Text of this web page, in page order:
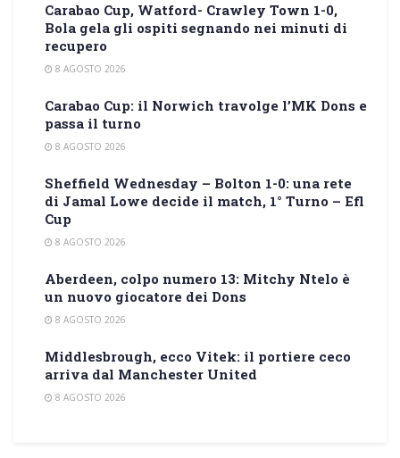
Carabao Cup, Watford- Crawley Town 1-0,
Bola gela gli ospiti segnando nei minuti di
recupero
8 AGOSTO 2026
Carabao Cup: il Norwich travolge l’MK Dons e
passa il turno
8 AGOSTO 2026
Sheffield Wednesday – Bolton 1-0: una rete
di Jamal Lowe decide il match, 1° Turno – Efl
Cup
8 AGOSTO 2026
Aberdeen, colpo numero 13: Mitchy Ntelo è
un nuovo giocatore dei Dons
8 AGOSTO 2026
Middlesbrough, ecco Vitek: il portiere ceco
arriva dal Manchester United
8 AGOSTO 2026